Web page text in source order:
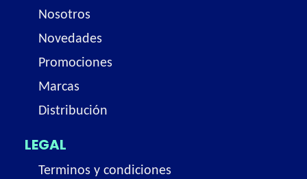
Nosotros
Novedades
Promociones
Marcas
Distribución
LEGAL
Terminos y condiciones